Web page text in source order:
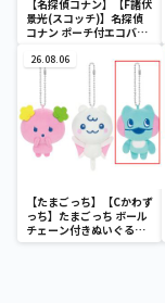
【名探偵コナン】【F諸伏
景光(スコッチ)】名探偵
コナン ポーチ付エコバッ
26.08.06
【たまごっち】【Cかわず
っち】たまごっち ボール
チェーン付きぬいぐるみ
～Tamagotchi